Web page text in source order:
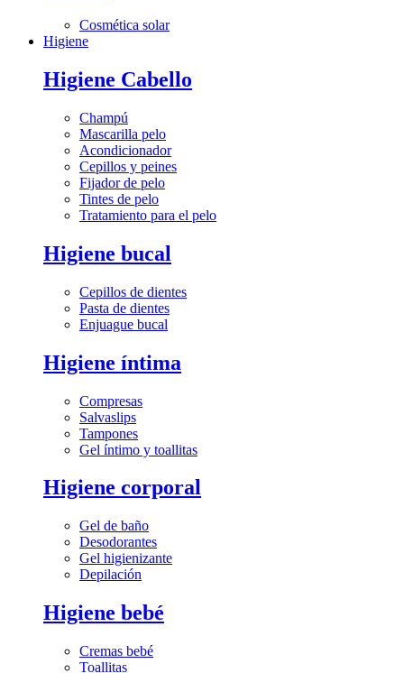
Cosmética solar
Higiene
Higiene Cabello
Champú
Mascarilla pelo
Acondicionador
Cepillos y peines
Fijador de pelo
Tintes de pelo
Tratamiento para el pelo
Higiene bucal
Cepillos de dientes
Pasta de dientes
Enjuague bucal
Higiene íntima
Compresas
Salvaslips
Tampones
Gel íntimo y toallitas
Higiene corporal
Gel de baño
Desodorantes
Gel higienizante
Depilación
Higiene bebé
Cremas bebé
Toallitas